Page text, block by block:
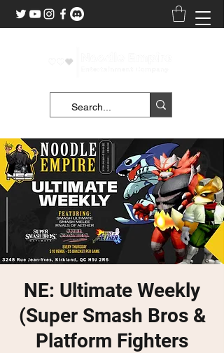
NE: Ultimate Weekly
(Super Smash Bros &
Platform Fighters